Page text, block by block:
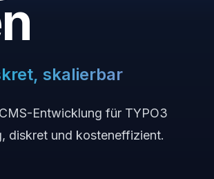
skalierbar
Entwicklung für TYPO3
diskret und kosteneffizient.